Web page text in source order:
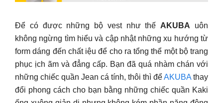
Để có được những bộ vest như thế AKUBA uôn
không ngừng tìm hiểu và cập nhật những xu hướng từ
form dáng đến chất iệu để cho ra tổng thể một bộ trang
phục ịch ãm và đẳng cấp. Bạn đã quá nhàm chán với
những chiếc quần Jean cá tính, thôi thì đểAKUBA thay
đổi phong cách cho bạn bằng những chiếc quần Kaki